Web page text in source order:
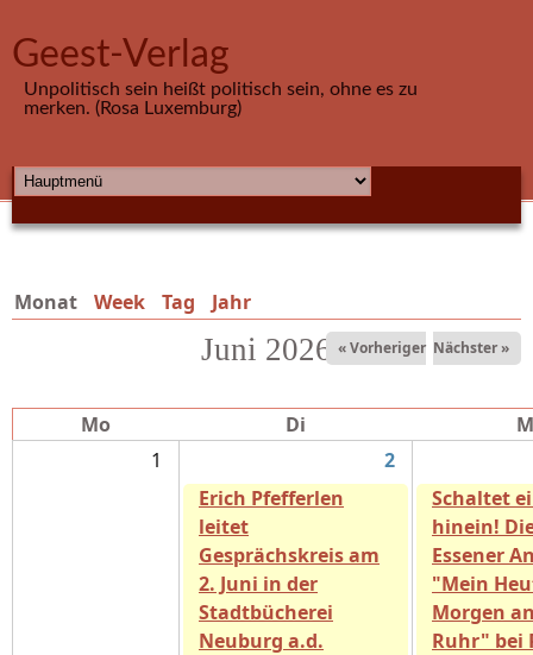
Geest-Verlag
Unpolitisch sein heißt politisch sein, ohne es zu
merken. (Rosa Luxemburg)
HAUPTMENÜ
Monat (aktiver Reiter)
Week Tag Jahr
Juni 2026 « Vorheriger Nächster »
Mo Di
1
2
Erich Pfefferlen
leitet
Gesprächskreis am
2. Juni in der
Stadtbücherei
Neuburg a.d.
Schaltet
hinein!
Essener
"Mein
Morgen
Ruhr" bei